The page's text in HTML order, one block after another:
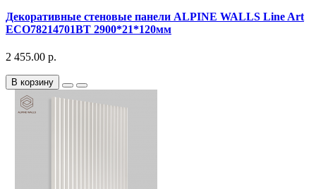
Декоративныe стеновые панели ALPINE WALLS Line Art
ECO78214701BT 2900*21*120мм
2 455.00 р.
В корзину